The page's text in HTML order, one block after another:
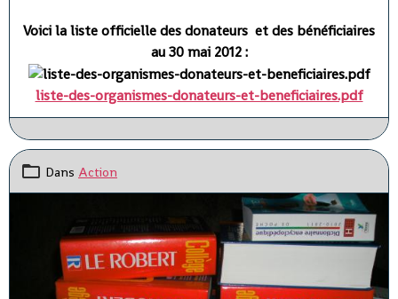
Voici la liste officielle des donateurs et des bénéficiaires
au 30 mai 2012 :
liste-des-organismes-donateurs-et-beneficiaires.pdf
Dans Action